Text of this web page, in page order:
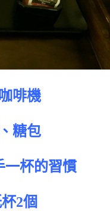
啡機
糖包
一杯的習慣
2個